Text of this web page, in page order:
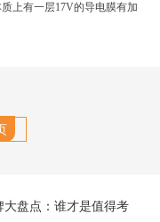
上有一层17V的导电膜有加
大盘点：谁才是值得考